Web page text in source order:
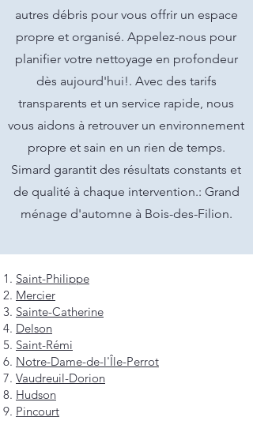
autres débris pour vous offrir un espace
propre et organisé. Appelez-nous pour
planifier votre nettoyage en profondeur
dès aujourd'hui!. Avec des tarifs
transparents et un service rapide, nous
vous aidons à retrouver un environnement
propre et sain en un rien de temps.
Simard garantit des résultats constants et
de qualité à chaque intervention.: Grand
ménage d'automne à Bois-des-Filion.
Saint-Philippe
Mercier
Sainte-Catherine
Delson
Saint-Rémi
Notre-Dame-de-l'Île-Perrot
Vaudreuil-Dorion
Hudson
Pincourt